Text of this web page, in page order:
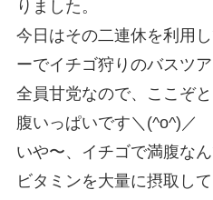
りました。
今日はその二連休を利用
ーでイチゴ狩りのバスツ
全員甘党なので、ここぞ
腹いっぱいです＼(^o^)／
いや〜、イチゴで満腹な
ビタミンを大量に摂取し